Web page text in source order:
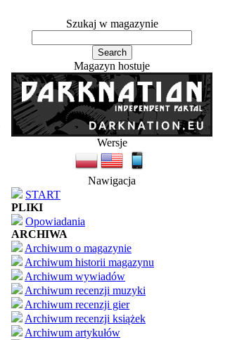
Szukaj w magazynie
Magazyn hostuje
Wersje
Nawigacja
START
PLIKI
Opowiadania
ARCHIWA
Archiwum o magazynie
Archiwum historii magazynu
Archiwum wywiadów
Archiwum recenzji muzyki
Archiwum recenzji gier
Archiwum recenzji książek
Archiwum artykułów